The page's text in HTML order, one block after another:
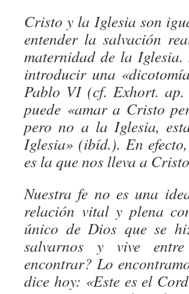
Cristo y la Iglesia son
entender la salvación
maternidad de la
introducir una
Pablo VI (cf. Exhort.
puede «amar a Cristo
pero no a la Iglesia,
Iglesia» (ibíd.). En
es la que nos lleva a
Nuestra fe no es una
relación vital y plena
único de Dios que se
salvarnos y vive
encontrar? Lo
dice hoy: «Este es el